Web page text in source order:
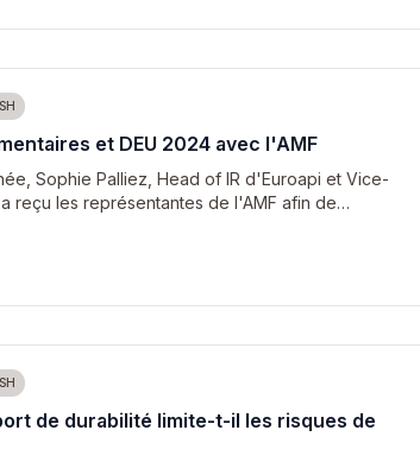
et DEU 2024 avec l'AMF
Sophie Palliez, Head of IR d'Euroapi et Vice-
reçu les représentantes de l'AMF afin de…
de durabilité limite-t-il les risques de